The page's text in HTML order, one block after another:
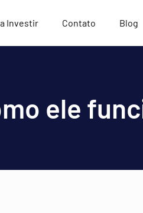
Investir Contato Blog
ele